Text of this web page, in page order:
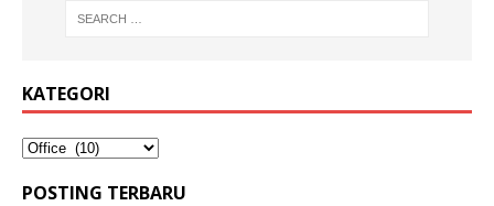
KATEGORI
POSTING TERBARU